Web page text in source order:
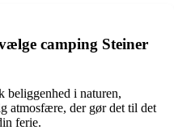
camping Steiner
beliggenhed i naturen,
atmosfære, der gør det til det
ferie.